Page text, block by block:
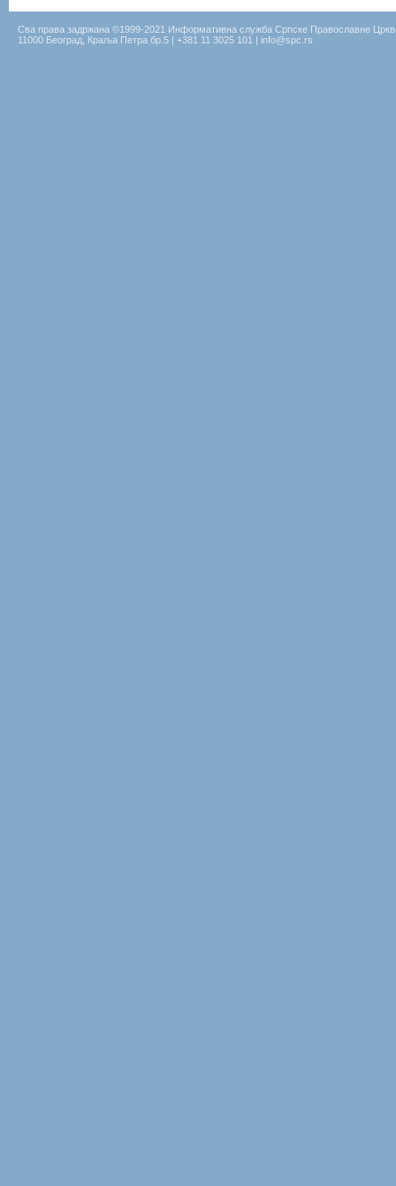
Сва права задржана ©1999-2021 Информативна служба Српске Православне
11000 Београд, Краља Петра бр.5 | +381 11 3025 101 | info@spc.rs